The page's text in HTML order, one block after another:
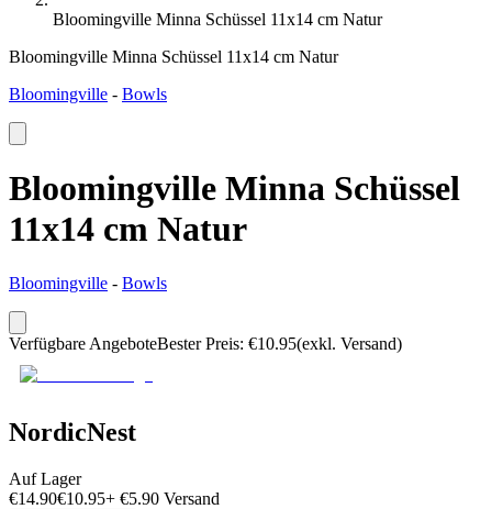
Bloomingville Minna Schüssel 11x14 cm Natur
Bloomingville Minna Schüssel 11x14 cm Natur
Bloomingville - Bowls
Bloomingville Minna Schüssel
11x14 cm Natur
Bloomingville - Bowls
Verfügbare AngeboteBester Preis: €10.95(exkl. Versand)
NordicNest
Auf Lager
€14.90€10.95+ €5.90 Versand